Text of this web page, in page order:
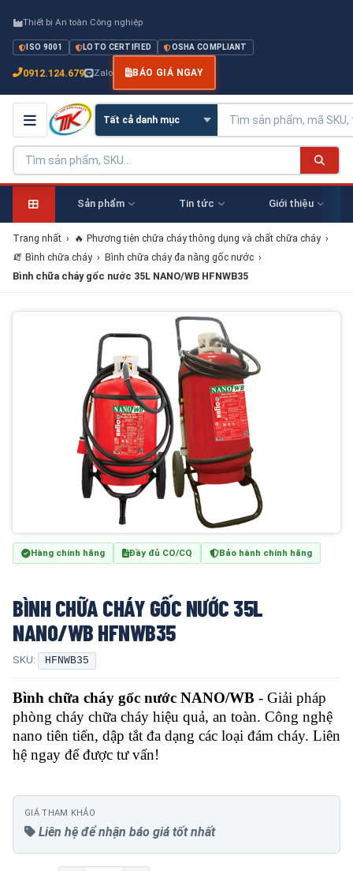
Thiết bị An toàn Công nghiệp
ISO 9001 LOTO CERTIFIED OSHA COMPLIANT
0912.124.679 Zalo BÁO GIÁ NGAY
Sản phẩm Tin tức Giới thiệu
Trang nhất › 🔥 Phương tiện chữa cháy thông dụng và chất chữa cháy ›
🧯 Bình chữa cháy › Bình chữa cháy đa năng gốc nước ›
Bình chữa cháy gốc nước 35L NANO/WB HFNWB35
Hàng chính hãng Đầy đủ CO/CQ Bảo hành chính hãng
BÌNH CHỮA CHÁY GỐC NƯỚC 35L
NANO/WB HFNWB35
SKU: HFNWB35
Bình chữa cháy gốc nước NANO/WB - Giải pháp
phòng cháy chữa cháy hiệu quả, an toàn. Công nghệ
nano tiên tiến, dập tắt đa dạng các loại đám cháy. Liên
hệ ngay để được tư vấn!
GIÁ THAM KHẢO
Liên hệ để nhận báo giá tốt nhất